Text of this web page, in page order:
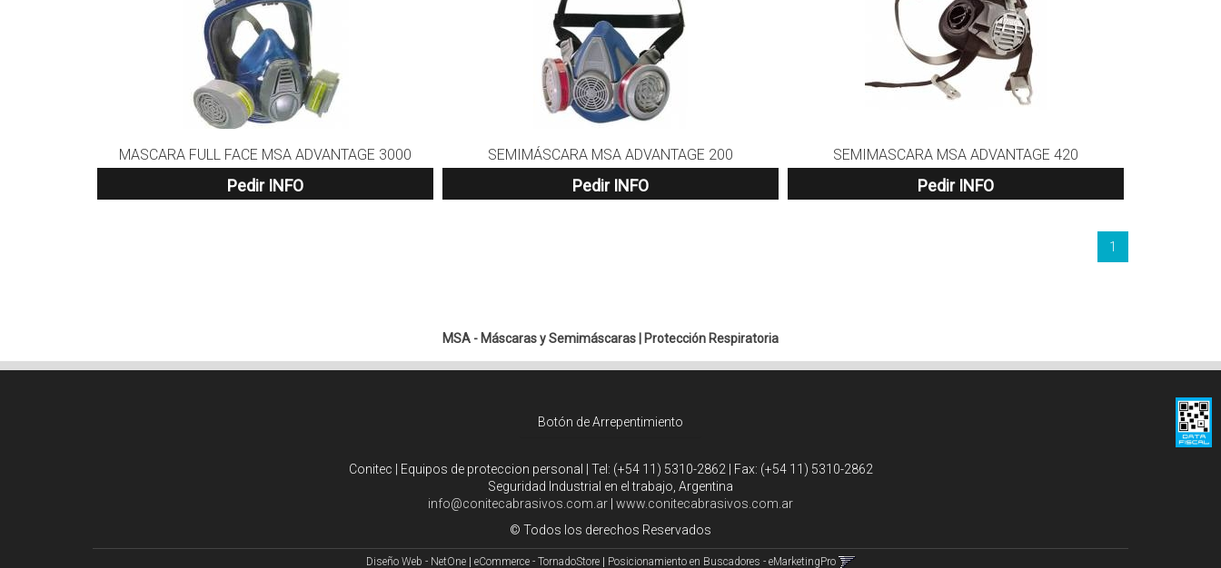
MASCARA FULL FACE MSA ADVANTAGE 3000
Pedir INFO
SEMIMÁSCARA MSA ADVANTAGE 200
Pedir INFO
SEMIMASCARA MSA ADVANTAGE 420
Pedir INFO
1
MSA - Máscaras y Semimáscaras Protección Respiratoria
Botón de Arrepentimiento
Conitec | Equipos de proteccion personal | Tel: (+54 11) 5310-2862 | Fax: (+54 11) 5310-2862
Seguridad Industrial en el trabajo, Argentina
info@conitecabrasivos.com.ar www.conitecabrasivos.com.ar
© Todos los derechos Reservados
Diseño Web - NetOne| eCommerce - TornadoStore| Posicionamiento en Buscadores - eMarketingPro